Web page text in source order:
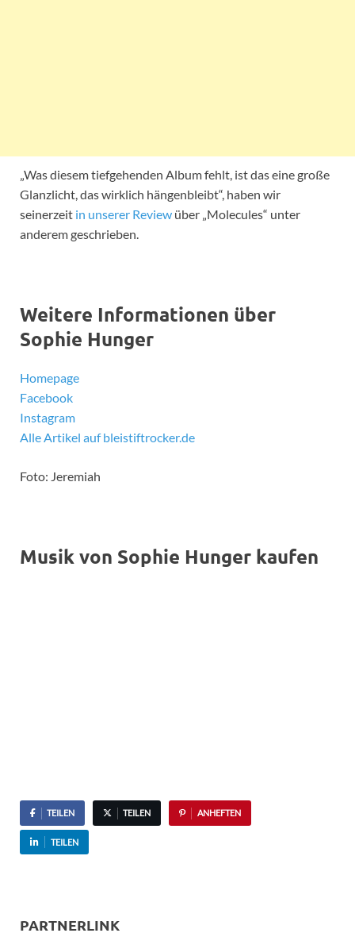
„Was diesem tiefgehenden Album fehlt, ist das eine große
Glanzlicht, das wirklich hängenbleibt“, haben wir
seinerzeit in unserer Review über „Molecules“ unter
anderem geschrieben.
Weitere Informationen über
Sophie Hunger
Homepage
Facebook
Instagram
Alle Artikel auf bleistiftrocker.de
Foto: Jeremiah
Musik von Sophie Hunger kaufen
TEILEN TEILEN ANHEFTEN
TEILEN
PARTNERLINK